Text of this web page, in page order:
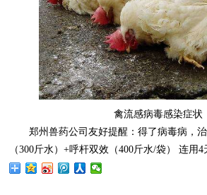
禽流感病毒感染症状
郑州兽药公司友好提醒：得了病毒病，治
（300斤水）+呼杆双效（400斤水/袋） 连用4